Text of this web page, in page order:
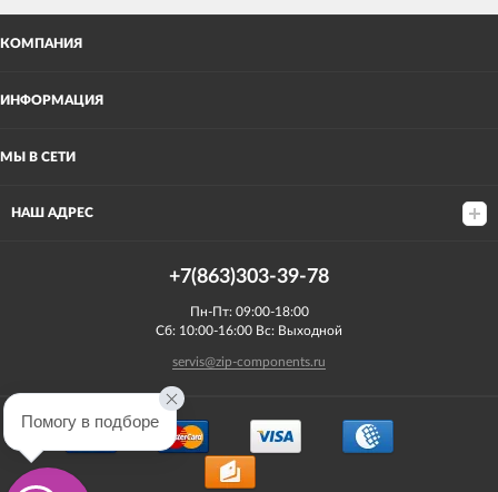
КОМПАНИЯ
ИНФОРМАЦИЯ
МЫ В СЕТИ
НАШ АДРЕС
+7(863)303-39-78
Пн-Пт: 09:00-18:00
Сб: 10:00-16:00 Вс: Выходной
servis@zip-components.ru
Помогу в подборе